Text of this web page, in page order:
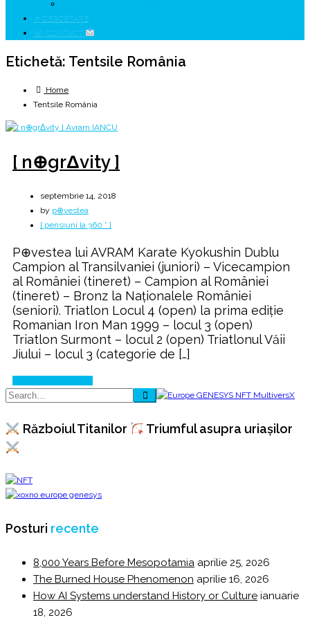
↗ CERCETARE
☏ CONTACT
Etichetă: Tentsile România
Home
Tentsile România
[ n⊕grΔvity ]
septembrie 14, 2018
by p⊕vestea
[ pensiuni la 360 ° ]
P⊕vestea lui AVRAM Karate Kyokushin Dublu
Campion al Transilvaniei (juniori) – Vicecampion
al României (tineret) – Campion al României
(tineret) – Bronz la Naţionalele României
(seniori). Triatlon Locul 4 (open) la prima ediţie
Romanian Iron Man 1999 – locul 3 (open)
Triatlon Surmont – locul 2 (open) Triatlonul Văii
Jiului – locul 3 (categorie de […]
Războiul Titanilor Triumful asupra uriașilor
Posturi recente
8,000 Years Before Mesopotamia aprilie 25, 2026
The Burned House Phenomenon aprilie 16, 2026
How AI Systems understand History or Culture ianuarie
18, 2026